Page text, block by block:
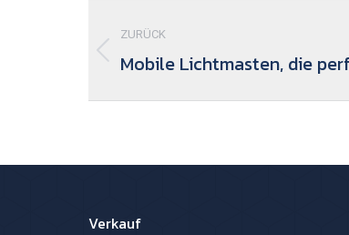
ZURÜCK
Vorheriger
Mobile Lichtmasten, die
Verkauf